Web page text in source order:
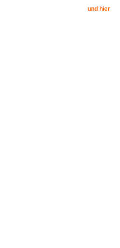
und hier